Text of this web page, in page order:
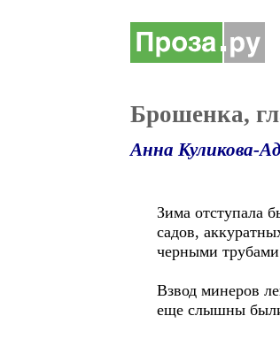
Брошенка,
Анна Куликова-
Зима отступала
садов,
черными
Взвод минеров
еще слышны были